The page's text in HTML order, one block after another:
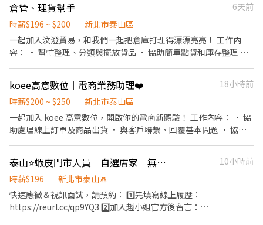
⚠️ 需配合加班，搬運重物（約 15 公斤） - ◆上班地點 主要門市(需
跑鄰近智取門市) 泰山明志 - 智取店 新北市泰山區明志路二段291號
॰ॱꕤ*｡ﾟ॰ॱꕤ*｡ﾟ॰ॱꕤ*｡ﾟ॰ॱꕤ*｡ﾟ 🎯員工福利 🛡️ 勞保、團保、勞退：保
障你的未來與安全！ ⛽ 油資/修繕補貼：車子🛵有保障，油資與維修
費享 10% 補貼！ 🫰🏻 推薦獎金：成功推薦朋友加入，可享 600 元
推薦獎金！ 🏅 國定假日加倍奉還：雙倍時薪工作更有動力！ ⚠️缺額
倉管、理貨幫手
6天前
時薪$196 ~ $200
新北市泰山區
一起加入汶澄貿易，和我們一起把倉庫打理得漂漂亮亮！ 工作內
容： • 幫忙整理、分類與擺放貨品 • 協助簡單點貨和庫存整理 •
有我們帶著你，一起成長！
koee高意數位｜電商業務助理❤️
18小時前
時薪$200 ~ $250
新北市泰山區
一起加入 koee 高意數位，開啟你的電商新體驗！ 工作內容： • 協
助處理線上訂單及商品出貨 • 與客戶聯繫、回覆基本問題 • 協助
輕鬆配合 • 舒適團隊，大家親切好相處 • 提供簡單在職教學，安
心上手 零經驗也沒關係，歡迎你的加入，一起快樂學習！
泰山⭐蝦皮門市人員｜自選店家｜無經驗可｜快速報到❤️
10小時前
時薪$196
新北市泰山區
快速應徵＆視訊面試，請預約： 1️⃣先填寫線上履歷：
https://reurl.cc/qp9YQ3 2️⃣加入趙小姐官方後留言：